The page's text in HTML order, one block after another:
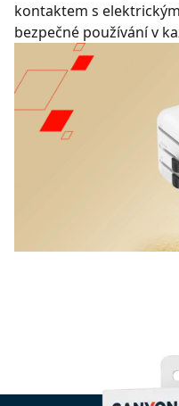
kontaktem s
bezpečné používání v